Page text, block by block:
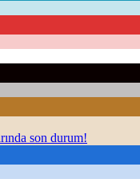
son durum!